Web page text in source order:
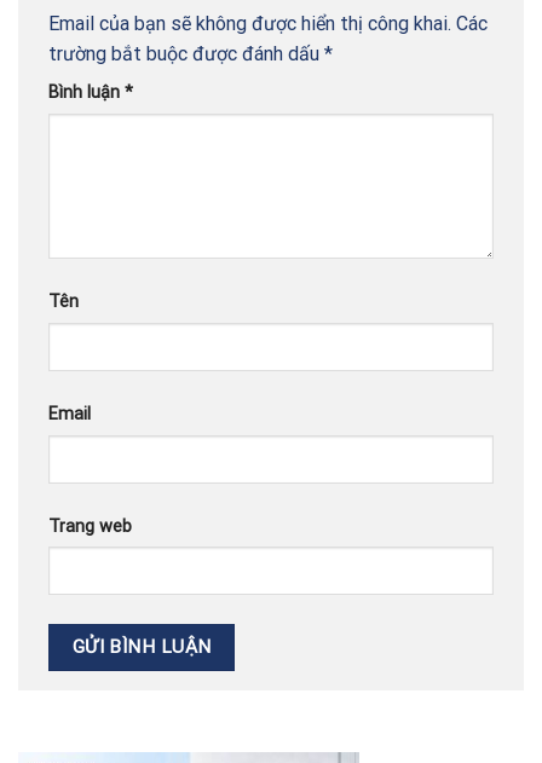
Email của bạn sẽ không được hiển thị công khai. Các
trường bắt buộc được đánh dấu *
Bình luận *
Tên
Email
Trang web